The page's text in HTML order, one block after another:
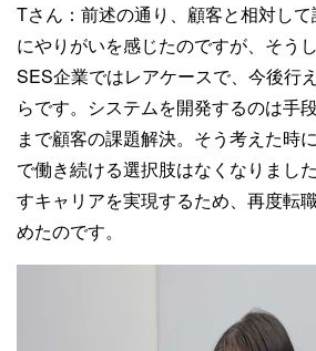
Tさん： 前述の通り、顧客と相対し
にやりがいを感じたのですが、そう
SES企業ではレアケースで、今後行
らです。システムを開発するのは手
まで顧客の課題解決。そう考えた時
で働き続ける選択肢はなくなりまし
すキャリアを実現するため、再度転
めたのです。